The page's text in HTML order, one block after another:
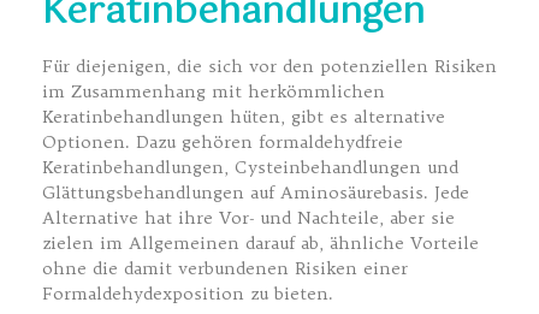
Keratinbehandlungen
Für diejenigen, die sich vor den potenziellen Risiken
im Zusammenhang mit herkömmlichen
Keratinbehandlungen hüten, gibt es alternative
Optionen. Dazu gehören formaldehydfreie
Keratinbehandlungen, Cysteinbehandlungen und
Glättungsbehandlungen auf Aminosäurebasis. Jede
Alternative hat ihre Vor- und Nachteile, aber sie
zielen im Allgemeinen darauf ab, ähnliche Vorteile
ohne die damit verbundenen Risiken einer
Formaldehydexposition zu bieten.